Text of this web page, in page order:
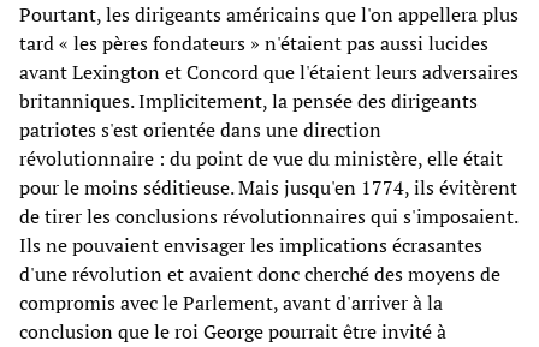
Pourtant, les dirigeants américains que l'on appellera plus
tard « les pères fondateurs » n'étaient pas aussi lucides
avant Lexington et Concord que l'étaient leurs adversaires
britanniques. Implicitement, la pensée des dirigeants
patriotes s'est orientée dans une direction
révolutionnaire : du point de vue du ministère, elle était
pour le moins séditieuse. Mais jusqu'en 1774, ils évitèrent
de tirer les conclusions révolutionnaires qui s'imposaient.
Ils ne pouvaient envisager les implications écrasantes
d'une révolution et avaient donc cherché des moyens de
compromis avec le Parlement, avant d'arriver à la
conclusion que le roi George pourrait être invité à